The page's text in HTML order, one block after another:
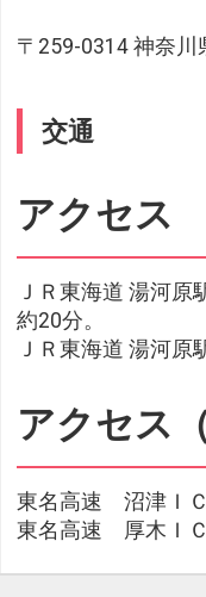
〒259-0314 神奈川
交通
アクセス
ＪＲ東海道 湯河
約20分。
ＪＲ東海道 湯河原
アクセス（
東名高速 沼津ＩＣ
東名高速 厚木ＩＣ